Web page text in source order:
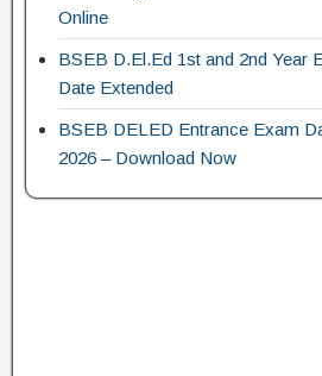
Online
BSEB D.El.Ed 1st and 2nd Year
Date Extended
BSEB DELED Entrance Exam
2026 – Download Now